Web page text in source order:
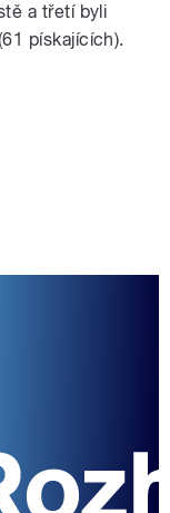
a třetí byli
pískajících).